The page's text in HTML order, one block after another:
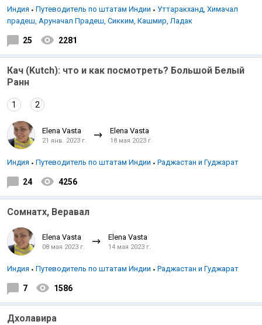
Индия Путеводитель по штатам Индии
Уттаракханд, Химачал
прадеш, Аруначал Прадеш, Сикким, Кашмир, Ладак
25 2281
Кач (Kutch): что и как посмотреть? Большой Белый
Ранн
1 2
Elena Vasta
21 янв. 2023 г.
Elena Vasta
18 мая 2023 г.
Индия Путеводитель по штатам Индии Раджастан и Гуджарат
24 4256
Сомнатх, Веравал
Elena Vasta
08 мая 2023 г.
Elena Vasta
14 мая 2023 г.
Индия Путеводитель по штатам Индии Раджастан и Гуджарат
7 1586
Дхолавира